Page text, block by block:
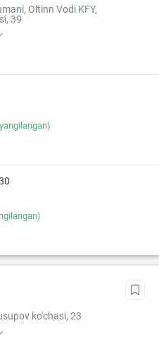
Oltinn Vodi KFY,
39
ko'chasi, 23